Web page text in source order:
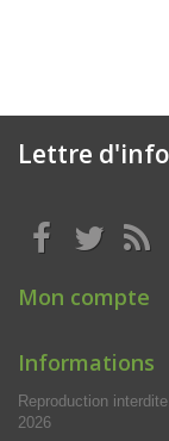
Lettre
Mon compte
Informations
Reproduction
2026